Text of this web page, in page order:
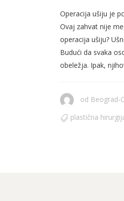
Operacija ušiju je
Ovaj zahvat nije
operacija ušiju?
Budući da svaka
obeležja. Ipak,
od Beograd-
plastična